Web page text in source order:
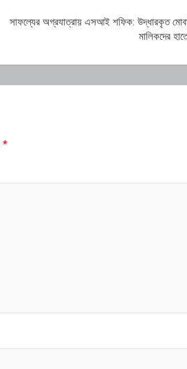
সাফল্যের অগ্রযাত্রায় এসআই শফিক: উদ্ধারকৃত
মালিকদের
*